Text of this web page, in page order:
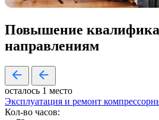
Повышение
направлениям
осталось 1 место
Эксплуатация и ремонт
Кол-во часов: